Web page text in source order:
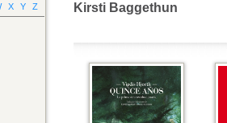
X Y Z Kirsti Baggethun